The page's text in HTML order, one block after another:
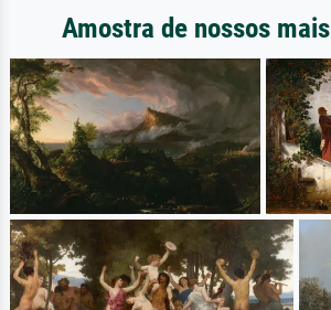
Amostra de nossos